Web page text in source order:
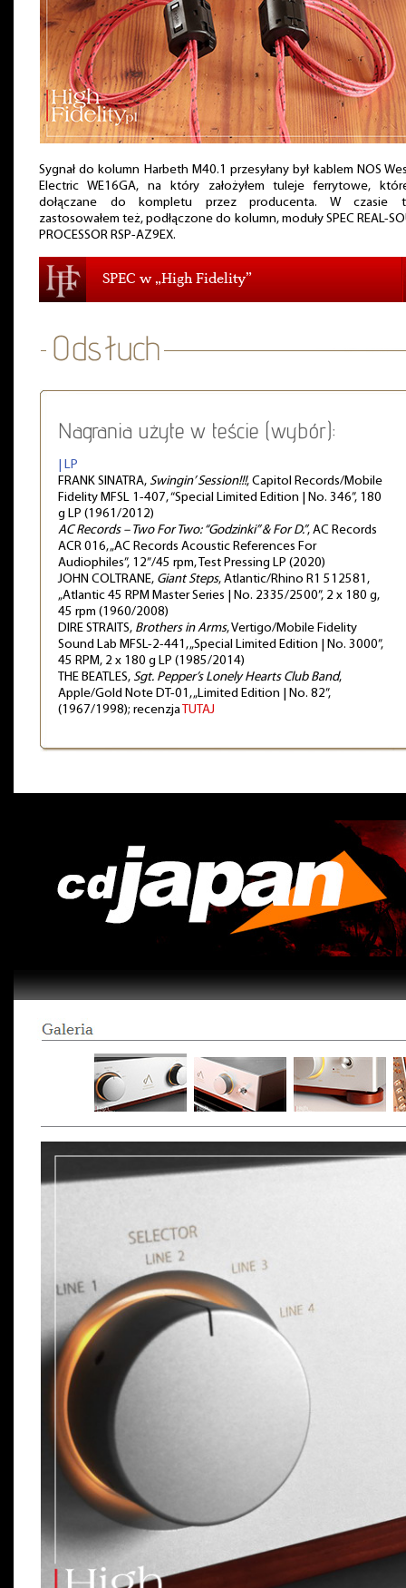
Sygnał do kolumn Harbeth M40.1 przesyłany był kablem NOS
Electric WE16GA, na który założyłem tuleje ferrytowe,
dołączane do kompletu przez producenta. W czasie
zastosowałem też, podłączone do kolumn, moduły SPEC REAL-
PROCESSOR RSP-AZ9EX.
SPEC w „High Fidelity”
Nagrania użyte w teście (wybór):
| LP
FRANK SINATRA, Swingin’ Session!!!, Capitol Records/Mobile
Fidelity MFSL 1-407, “Special Limited Edition | No. 346”, 180
g LP (1961/2012)
AC Records – Two For Two: “Godzinki” & For D.”, AC Records
ACR 016, „AC Records Acoustic References For
Audiophiles”, 12”/45 rpm, Test Pressing LP (2020)
JOHN COLTRANE, Giant Steps, Atlantic/Rhino R1 512581,
„Atlantic 45 RPM Master Series | No. 2335/2500”, 2 x 180 g,
45 rpm (1960/2008)
DIRE STRAITS, Brothers in Arms, Vertigo/Mobile Fidelity
Sound Lab MFSL-2-441, „Special Limited Edition | No. 3000”,
45 RPM, 2 x 180 g LP (1985/2014)
THE BEATLES, Sgt. Pepper’s Lonely Hearts Club Band,
Apple/Gold Note DT-01, „Limited Edition | No. 82”,
(1967/1998); recenzjaTUTAJ